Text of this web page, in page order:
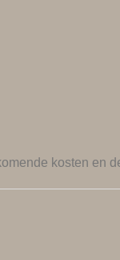
kosten en